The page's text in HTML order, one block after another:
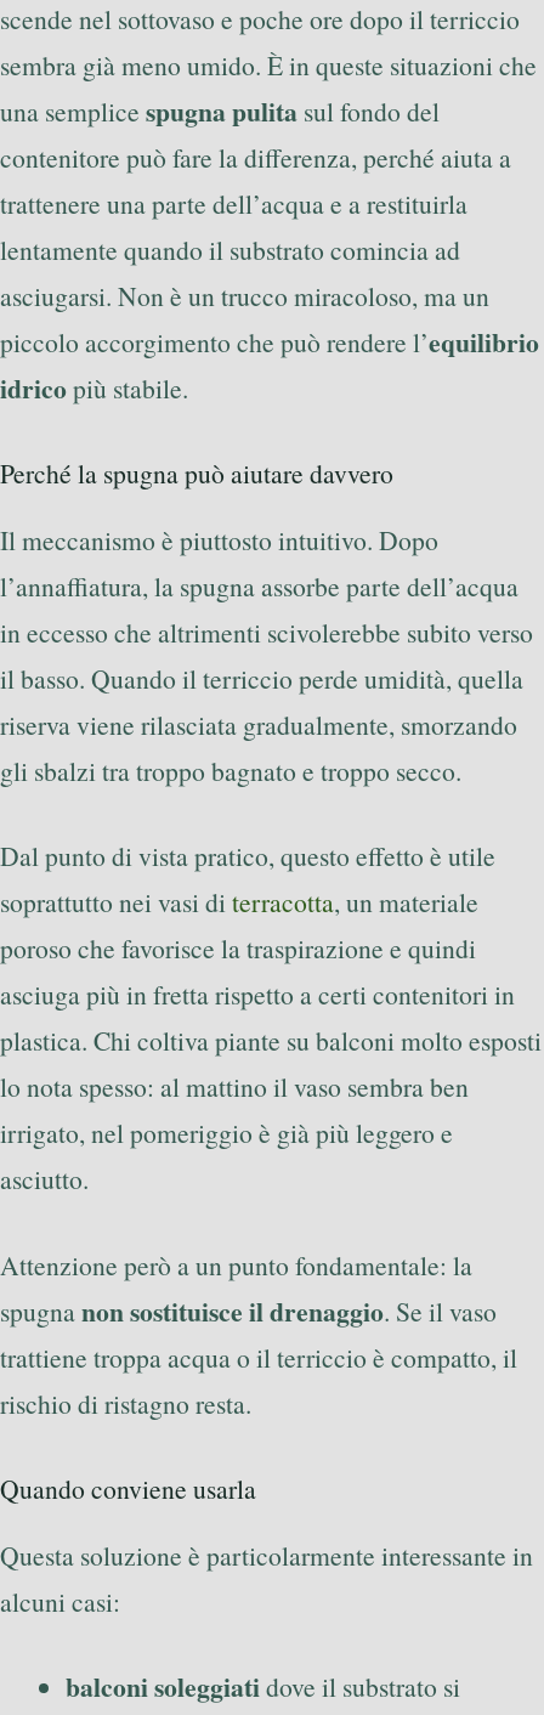
scende nel sottovaso e poche ore dopo il terriccio
sembra già meno umido. È in queste situazioni che
una semplice spugna pulita sul fondo del
contenitore può fare la differenza, perché aiuta a
trattenere una parte dell’acqua e a restituirla
lentamente quando il substrato comincia ad
asciugarsi. Non è un trucco miracoloso, ma un
piccolo accorgimento che può rendere l’equilibrio
idricopiù stabile.
Perché la spugna può aiutare davvero
Il meccanismo è piuttosto intuitivo. Dopo
l’annaffiatura, la spugna assorbe parte dell’acqua
in eccesso che altrimenti scivolerebbe subito verso
il basso. Quando il terriccio perde umidità, quella
riserva viene rilasciata gradualmente, smorzando
gli sbalzi tra troppo bagnato e troppo secco.
Dal punto di vista pratico, questo effetto è utile
soprattutto nei vasi diterracotta, un materiale
poroso che favorisce la traspirazione e quindi
asciuga più in fretta rispetto a certi contenitori in
plastica. Chi coltiva piante su balconi molto esposti
lo nota spesso: al mattino il vaso sembra ben
irrigato, nel pomeriggio è già più leggero e
asciutto.
Attenzione però a un punto fondamentale: la
spugnanon sostituisce il drenaggio. Se il vaso
trattiene troppa acqua o il terriccio è compatto, il
rischio di ristagno resta.
Quando conviene usarla
Questa soluzione è particolarmente interessante in
alcuni casi:
balconi soleggiatidove il substrato si